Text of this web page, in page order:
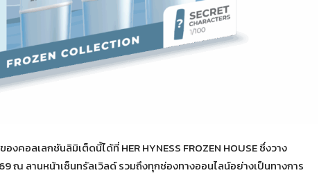
อลเลกชันลิมิเต็ดนี้ได้ที่ HER HYNESS FROZEN HOUSE ซึ่งวาง
ณ ลานหน้าเซ็นทรัลเวิลด์ รวมถึงทุกช่องทางออนไลน์อย่างเป็นทางการ